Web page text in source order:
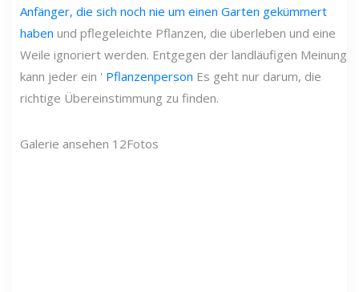
Anfänger, die sich noch nie um einen Garten gekümmert
haben und pflegeleichte Pflanzen, die überleben und eine
Weile ignoriert werden. Entgegen der landläufigen Meinung
kann jeder ein ' Pflanzenperson Es geht nur darum, die
richtige Übereinstimmung zu finden.
Galerie ansehen 12Fotos